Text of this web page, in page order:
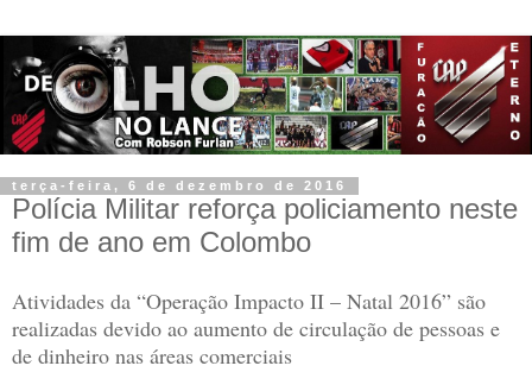
terça-feira, 6 de dezembro de 2016
Polícia Militar reforça policiamento neste
fim de ano em Colombo
Atividades da “Operação Impacto II – Natal 2016” são
realizadas devido ao aumento de circulação de pessoas e
de dinheiro nas áreas comerciais